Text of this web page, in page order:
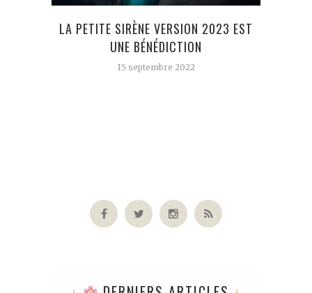
LA PETITE SIRÈNE VERSION 2023 EST
UNE BÉNÉDICTION
15 septembre 2022